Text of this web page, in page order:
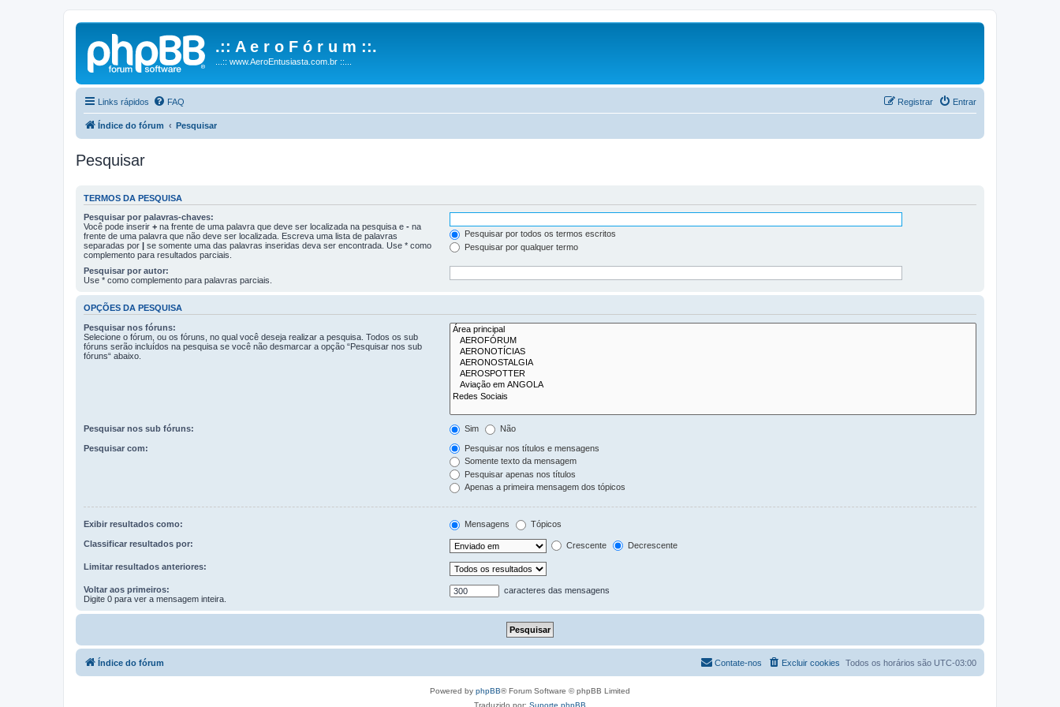
.:: A e r o F ó r u m ::.
...:: www.AeroEntusiasta.com.br ::...
Links rápidos FAQ Entrar
Registrar
Índice do fórum Pesquisar
Pesquisar
TERMOS DA PESQUISA
Pesquisar por palavras-chaves:
Você pode inserir + na frente de uma palavra que deve ser localizada na pesquisa e - na
frente de uma palavra que não deve ser localizada. Escreva uma lista de palavras
separadas por | se somente uma das palavras inseridas deva ser encontrada. Use * como
complemento para resultados parciais.
Pesquisar por todos os termos escritos
Pesquisar por qualquer termo
Pesquisar por autor:
Use * como complemento para palavras parciais.
OPÇÕES DA PESQUISA
Pesquisar nos fóruns:
Selecione o fórum, ou os fóruns, no qual você deseja realizar a pesquisa. Todos os sub
fóruns serão incluídos na pesquisa se você não desmarcar a opção “Pesquisar nos sub
fóruns“ abaixo.
Pesquisar nos sub fóruns: Sim Não
Pesquisar com:
Pesquisar nos títulos e mensagens
Somente texto da mensagem
Pesquisar apenas nos títulos
Apenas a primeira mensagem dos tópicos
Exibir resultados como: Mensagens Tópicos
Classificar resultados por: Crescente Decrescente
Limitar resultados anteriores:
Voltar aos primeiros:
Digite 0 para ver a mensagem inteira.
caracteres das mensagens
Índice do fórum Todos os horários são UTC-03:00
Excluir cookies
Contate-nos
Powered by phpBB® Forum Software © phpBB Limited
Traduzido por: Suporte phpBB